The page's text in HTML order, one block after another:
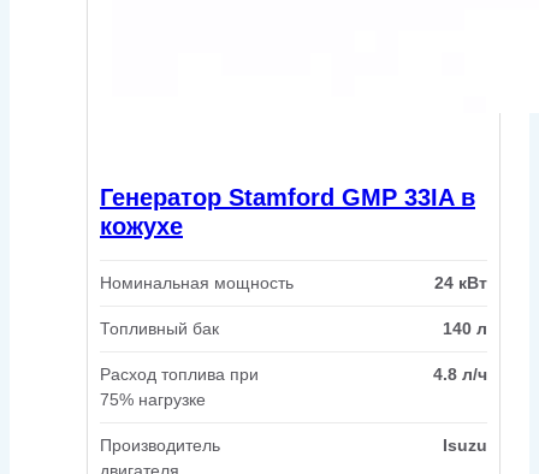
Генератор Stamford GMP 33IA в
кожухе
Номинальная мощность 24 кВт
Топливный бак 140 л
Расход топлива при
75% нагрузке
4.8 л/ч
Производитель
Isuzu